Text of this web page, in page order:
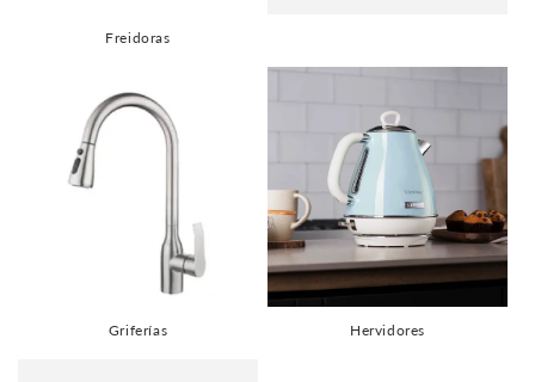
Freidoras
Griferías Hervidores